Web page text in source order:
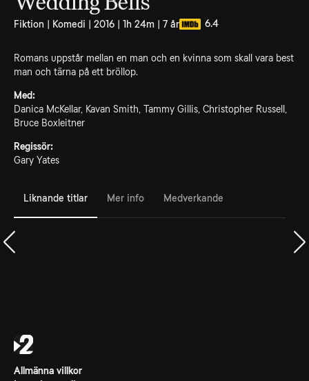
Fiktion | Komedi | 2016 | 1h 24m | 7 år 6.4
Romans uppstår mellan en man och en kvinna som skall vara best
man och tärna på ett bröllop.
Med:
Danica McKellar, Kavan Smith, Tammy Gillis, Christopher Russell,
Bruce Boxleitner
Regissör:
Gary Yates
Liknande titlar Mer info Medverkande
Allmänna villkor